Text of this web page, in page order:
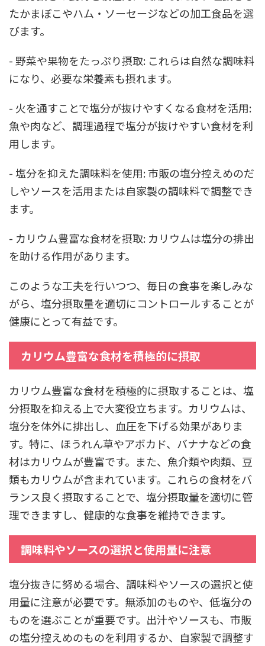
たかまぼこやハム・ソーセージなどの加工食品を選
びます。
- 野菜や果物をたっぷり摂取: これらは自然な調味料
になり、必要な栄養素も摂れます。
- 火を通すことで塩分が抜けやすくなる食材を活用:
魚や肉など、調理過程で塩分が抜けやすい食材を利
用します。
- 塩分を抑えた調味料を使用: 市販の塩分控えめのだ
しやソースを活用または自家製の調味料で調整でき
ます。
- カリウム豊富な食材を摂取: カリウムは塩分の排出
を助ける作用があります。
このような工夫を行いつつ、毎日の食事を楽しみな
がら、塩分摂取量を適切にコントロールすることが
健康にとって有益です。
カリウム豊富な食材を積極的に摂取
カリウム豊富な食材を積極的に摂取することは、塩
分摂取を抑える上で大変役立ちます。カリウムは、
塩分を体外に排出し、血圧を下げる効果がありま
す。特に、ほうれん草やアボカド、バナナなどの食
材はカリウムが豊富です。また、魚介類や肉類、豆
類もカリウムが含まれています。これらの食材をバ
ランス良く摂取することで、塩分摂取量を適切に管
理できますし、健康的な食事を維持できます。
調味料やソースの選択と使用量に注意
塩分抜きに努める場合、調味料やソースの選択と使
用量に注意が必要です。無添加のものや、低塩分の
ものを選ぶことが重要です。出汁やソースも、市販
の塩分控えめのものを利用するか、自家製で調整す